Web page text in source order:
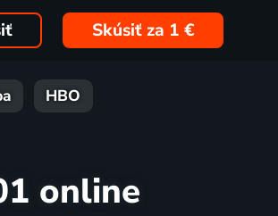
Skúsiť za 1 €
HBO
online